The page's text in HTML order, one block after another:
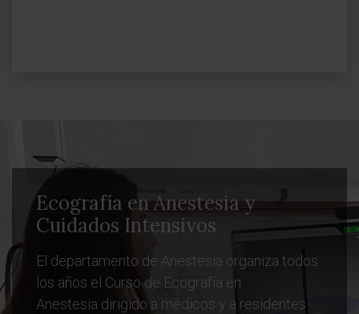
Ecografía en Anestesia y
Cuidados Intensivos
El departamento de Anestesia organiza todos
los años el Curso de Ecografía en
Anestesia dirigido a médicos y a residentes